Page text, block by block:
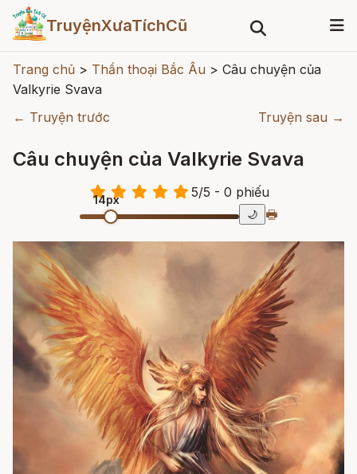
TruyệnXưaTíchCũ
Trang chủ > Thần thoại Bắc Âu > Câu chuyện của
Valkyrie Svava
← Truyện trước
Truyện sau →
Câu chuyện của Valkyrie Svava
5/5 - 0 phiếu
14px
🌙 🖶